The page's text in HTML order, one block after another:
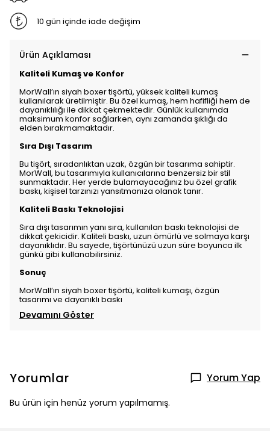
10 gün içinde iade değişim
Ürün Açıklaması
Kaliteli Kumaş ve Konfor
MorWall’ın siyah boxer tişörtü, yüksek kaliteli kumaş
kullanılarak üretilmiştir. Bu özel kumaş, hem hafifliği hem de
dayanıklılığı ile dikkat çekmektedir. Günlük kullanımda
maksimum konfor sağlarken, aynı zamanda şıklığı da
elden bırakmamaktadır.
Sıra Dışı Tasarım
Bu tişört, sıradanlıktan uzak, özgün bir tasarıma sahiptir.
MorWall, bu tasarımıyla kullanıcılarına benzersiz bir stil
sunmaktadır. Her yerde bulamayacağınız bu özel grafik
baskı, kişisel tarzınızı yansıtmanıza olanak tanır.
Kaliteli Baskı Teknolojisi
Sıra dışı tasarımın yanı sıra, kullanılan baskı teknolojisi de
dikkat çekicidir. Kaliteli baskı, uzun ömürlü ve solmaya karşı
dayanıklıdır. Bu sayede, tişörtünüzü uzun süre boyunca ilk
günkü gibi kullanabilirsiniz.
Sonuç
MorWall’ın siyah boxer tişörtü, kaliteli kumaşı, özgün
tasarımı ve dayanıklı baskı
Devamını Göster
Yorumlar Yorum Yap
Bu ürün için henüz yorum yapılmamış.